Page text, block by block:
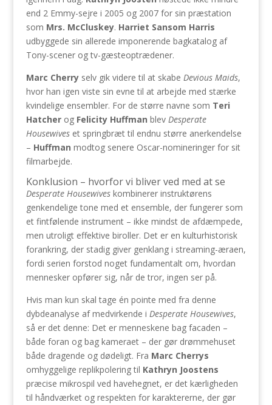
end 2 Emmy-sejre i 2005 og 2007 for sin præstation
som Mrs. McCluskey. Harriet Sansom Harris
udbyggede sin allerede imponerende bagkatalog af
Tony-scener og tv-gæsteoptrædener.
Marc Cherryselv gik videre til at skabe Devious Maids,
hvor han igen viste sin evne til at arbejde med stærke
kvindelige ensembler. For de større navne som Teri
Hatcherog Felicity Huffman blev Desperate
Housewiveset springbræt til endnu større anerkendelse
– Huffman modtog senere Oscar-nomineringer for sit
filmarbejde.
Konklusion – hvorfor vi bliver ved med at se
Desperate Housewiveskombinerer instruktørens
genkendelige tone med et ensemble, der fungerer som
et fintfølende instrument – ikke mindst de afdæmpede,
men utroligt effektive biroller. Det er en kulturhistorisk
forankring, der stadig giver genklang i streaming-æraen,
fordi serien forstod noget fundamentalt om, hvordan
mennesker opfører sig, når de tror, ingen ser på.
Hvis man kun skal tage én pointe med fra denne
dybdeanalyse af medvirkende i Desperate Housewives,
så er det denne: Det er menneskene bag facaden –
både foran og bag kameraet – der gør drømmehuset
både dragende og dødeligt. Fra Marc Cherrys
omhyggelige replikpolering til Kathryn Joostens
præcise mikrospil ved havehegnet, er det kærligheden
til håndværket og respekten for karaktererne, der gør